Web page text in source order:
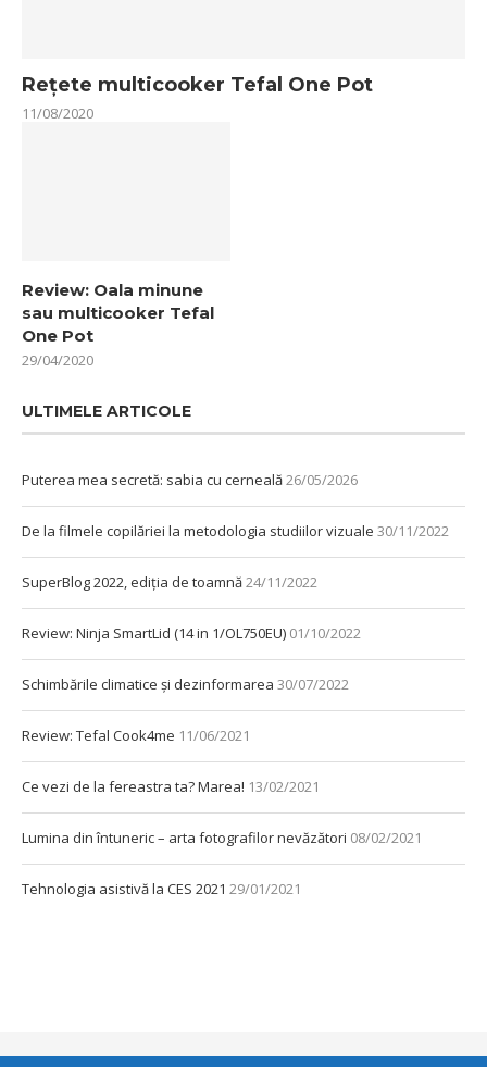
Rețete multicooker Tefal One Pot
11/08/2020
Review: Oala minune
sau multicooker Tefal
One Pot
29/04/2020
ULTIMELE ARTICOLE
Puterea mea secretă: sabia cu cerneală26/05/2026
De la filmele copilăriei la metodologia studiilor vizuale 30/11/2022
SuperBlog 2022, ediția de toamnă24/11/2022
Review: Ninja SmartLid (14 in 1/OL750EU) 01/10/2022
Schimbările climatice și dezinformarea 30/07/2022
Review: Tefal Cook4me 11/06/2021
Ce vezi de la fereastra ta? Marea! 13/02/2021
Lumina din întuneric – arta fotografilor nevăzători 08/02/2021
Tehnologia asistivă la CES 2021 29/01/2021